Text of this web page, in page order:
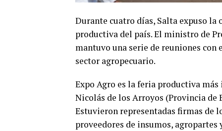
Durante cuatro días, Salta expuso
productiva del país. El ministro de
mantuvo una serie de reuniones
sector agropecuario.
Expo Agro es la feria productiva
Nicolás de los Arroyos (Provincia de
Estuvieron representadas firmas de
proveedores de insumos,